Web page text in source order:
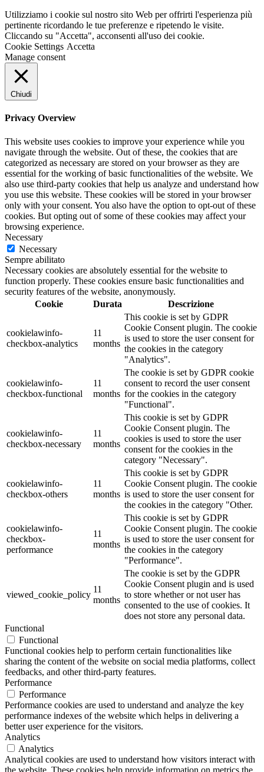
Utilizziamo i cookie sul nostro sito Web per offrirti l'esperienza più
pertinente ricordando le tue preferenze e ripetendo le visite.
Cliccando su "Accetta", acconsenti all'uso dei cookie.
Cookie Settings Accetta
Manage consent
Chiudi
Privacy Overview
This website uses cookies to improve your experience while you
navigate through the website. Out of these, the cookies that are
categorized as necessary are stored on your browser as they are
essential for the working of basic functionalities of the website. We
also use third-party cookies that help us analyze and understand how
you use this website. These cookies will be stored in your browser
only with your consent. You also have the option to opt-out of these
cookies. But opting out of some of these cookies may affect your
browsing experience.
Necessary
Necessary
Sempre abilitato
Necessary cookies are absolutely essential for the website to
function properly. These cookies ensure basic functionalities and
security features of the website, anonymously.
Cookie
Durata Descrizione
cookielawinfo-
checkbox-analytics
11
months
This cookie is set by GDPR
Cookie Consent plugin. The cookie
is used to store the user consent for
the cookies in the category
"Analytics".
cookielawinfo-
checkbox-functional
11
months
The cookie is set by GDPR cookie
consent to record the user consent
for the cookies in the category
"Functional".
cookielawinfo-
checkbox-necessary
11
months
This cookie is set by GDPR
Cookie Consent plugin. The
cookies is used to store the user
consent for the cookies in the
category "Necessary".
cookielawinfo-
checkbox-others
11
months
This cookie is set by GDPR
Cookie Consent plugin. The cookie
is used to store the user consent for
the cookies in the category "Other.
cookielawinfo-
checkbox-
performance
11
months
This cookie is set by GDPR
Cookie Consent plugin. The cookie
is used to store the user consent for
the cookies in the category
"Performance".
viewed_cookie_policy
11
months
The cookie is set by the GDPR
Cookie Consent plugin and is used
to store whether or not user has
consented to the use of cookies. It
does not store any personal data.
Functional
Functional
Functional cookies help to perform certain functionalities like
sharing the content of the website on social media platforms, collect
feedbacks, and other third-party features.
Performance
Performance
Performance cookies are used to understand and analyze the key
performance indexes of the website which helps in delivering a
better user experience for the visitors.
Analytics
Analytics
Analytical cookies are used to understand how visitors interact with
the website. These cookies help provide information on metrics the